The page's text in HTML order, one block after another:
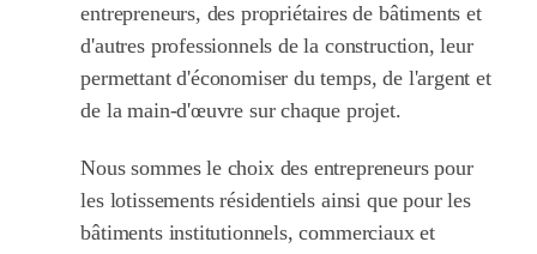
entrepreneurs, des propriétaires de bâtiments et
d'autres professionnels de la construction, leur
permettant d'économiser du temps, de l'argent et
de la main-d'œuvre sur chaque projet.
Nous sommes le choix des entrepreneurs pour
les lotissements résidentiels ainsi que pour les
bâtiments institutionnels, commerciaux et